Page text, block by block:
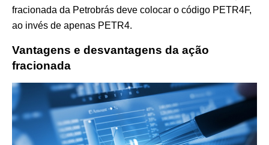
fracionada da Petrobrás deve colocar o código PETR4F,
ao invés de apenas PETR4.
Vantagens e desvantagens da ação
fracionada